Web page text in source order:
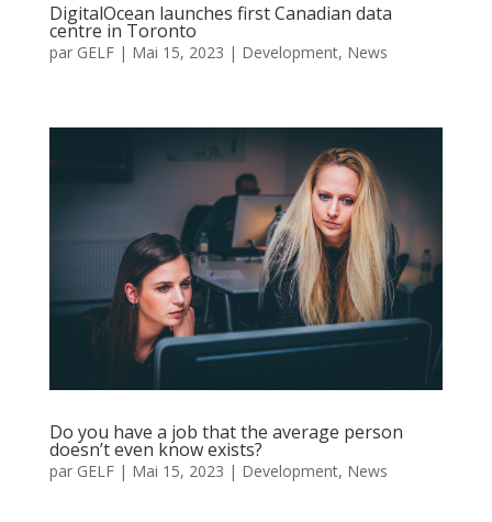
DigitalOcean launches first Canadian data
centre in Toronto
par GELF| Mai 15, 2023 | Development, News
Do you have a job that the average person
doesn’t even know exists?
par GELF| Mai 15, 2023 | Development, News